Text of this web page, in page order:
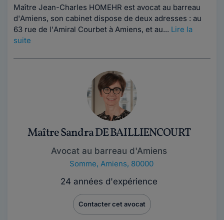
Maître Jean-Charles HOMEHR est avocat au barreau
d'Amiens, son cabinet dispose de deux adresses : au
63 rue de l'Amiral Courbet à Amiens, et au... Lire la
suite
Maître Sandra DE BAILLIENCOURT
Avocat au barreau d'Amiens
Somme, Amiens, 80000
24 années d'expérience
Contacter cet avocat